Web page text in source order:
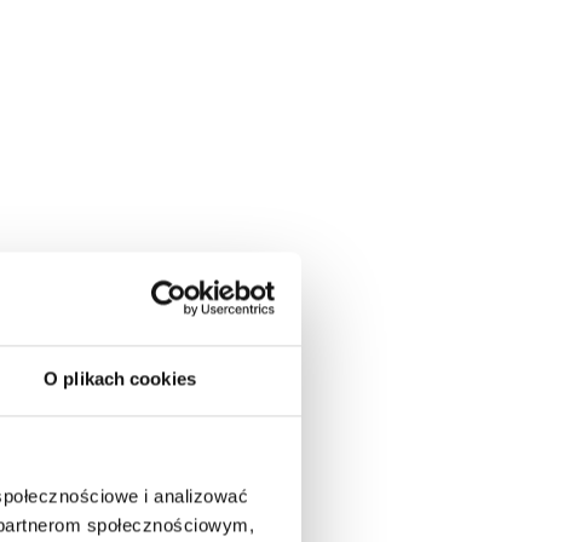
O plikach cookies
i analizować
społecznościowym,